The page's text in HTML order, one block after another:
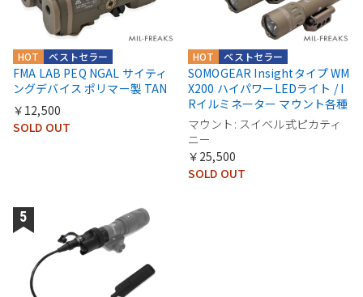
ベストセラー
HOT
FMA LAB PEQ NGAL サイティ
ングデバイス ポリマー製 TAN
￥12,500
SOLD OUT
ベストセラー
HOT
SOMOGEAR Insightタイプ WM
X200 ハイパワーLEDライト / I
Rイルミネーター マウント各種
マウント: スイベル式ピカティ
ニー
￥25,500
SOLD OUT